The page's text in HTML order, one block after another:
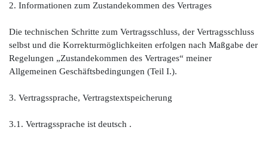
2. Informationen zum Zustandekommen des Vertrages
Die technischen Schritte zum Vertragsschluss, der Vertragsschluss
selbst und die Korrekturmöglichkeiten erfolgen nach Maßgabe der
Regelungen „Zustandekommen des Vertrages“ meiner
Allgemeinen Geschäftsbedingungen (Teil I.).
3. Vertragssprache, Vertragstextspeicherung
3.1. Vertragssprache ist deutsch .